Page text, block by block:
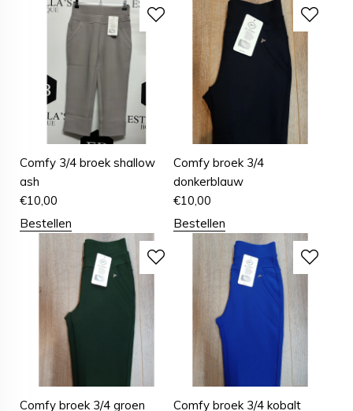
Comfy 3/4 broek shallow
ash
€10,00
Bestellen
Comfy broek 3/4
donkerblauw
€10,00
Bestellen
Comfy broek 3/4 groen
Comfy broek 3/4 kobalt